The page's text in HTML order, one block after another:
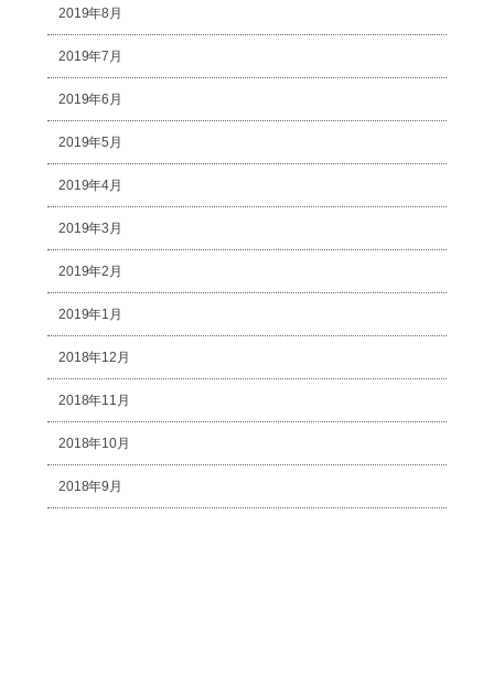
2019年8月
2019年7月
2019年6月
2019年5月
2019年4月
2019年3月
2019年2月
2019年1月
2018年12月
2018年11月
2018年10月
2018年9月